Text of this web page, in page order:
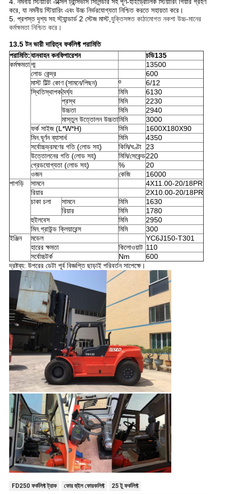
4. নমনীয় স্টিয়ারিং এক্সেল ট্রান্সভার্স সিলিন্ডার সহ পূর্ণ-হাইড্রোলিক স্টিয়ারিং গিয়ার গ্রহণ
করে, যা নমনীয় স্টিয়ারিং এবং উচ্চ নির্ভরযোগ্যতা নিশ্চিত করতে সহায়তা করে।
5. প্রশস্ত দৃশ্য সহ স্ট্যান্ডার্ড 2 স্টেজ মাস্ট,যুক্তিসঙ্গত কাঠামোগত নকশা উচ্চ-মানের
কর্মক্ষমতা নিশ্চিত করে।
13.5 টন ভারী দায়িত্ব ফর্কলিফ্ট পরামিতি
পরামিতি:যানবাহন কনফিগারেশন চডি135
কর্মক্ষমতাগ্ম
13500
লোড কেন্দ্র
600
মাস্ট টিল্ট কোণ (সামনে/পিছন)
º
6/12
স্থিতিস্থাপকদৈর্ঘ্য মিমি
6130
প্রস্থ
মিমি
2230
উচ্চতা
মিমি
2940
মাস্তুল উত্তোলন উচ্চতামিমি
3000
ফর্ক সাইজ (L*W*H)
মিমি
1600X180X90
মিন.ঘূর্ণন ব্যাসার্ধ
মিমি
4350
সর্বোচ্চভ্রমণের গতি (লোড সহ)
কিমি/ঘণ্টা 23
উত্তোলনের গতি (লোড সহ)
মিমি/সেকেন্ড220
গ্রেডযোগ্যতা (লোড সহ)
%
20
ওজন
কেজি
16000
পাগড়ি
সামনে
4X11.00-20/18PR
রিয়ার
2X10.00-20/18PR
চাকা চলা
সামনে মিমি
1630
রিয়ার
মিমি
1780
হুইলবেস
মিমি
2950
মিন.গ্রাউন্ড ক্লিয়ারেন্স
মিমি
300
ইঞ্জিন
মডেল
YC6J150-T301
হারের ক্ষমতা
কিলোওয়াট 110
সর্বোচ্চটর্ক
Nm
600
দ্রষ্টব্য: উপরের ডেটা পূর্ব বিজ্ঞপ্তি ছাড়াই পরিবর্তন সাপেক্ষে।
FD250 ফর্কলিফ্ট ট্রাক ফোর হুইল ফোরকলিফ্ট 25 টু ফর্কলিফ্ট